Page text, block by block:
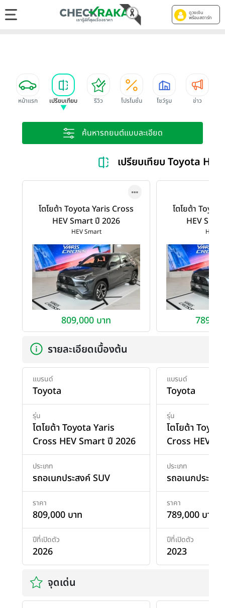
ดูวงเงิน
พร้อมสตาร์ท
หน้าแรก เปรียบเทียบ รีวิว โปรโมชั่น โชว์รูม ข่าว
ค้นหารถยนต์แบบละเอียด
เปรียบเทียบ Toyota
โตโยต้า Toyota Yaris Cross
HEV Smart ปี 2026
HEV Smart
809,000 บาท
โตโยต้า
HEV
HEV
รายละเอียดเบื้องต้น
แบรนด์
Toyota
รุ่น
โตโยต้า Toyota Yaris
Cross HEV Smart ปี 2026
ประเภท
รถอเนกประสงค์ SUV
ราคา
809,000 บาท
ปีที่เปิดตัว
2026
แบรนด์
Toyota
รุ่น
โตโยต้า
Cross HEV
ประเภท
รถอเนกประสง
ราคา
789,000 บาท
ปีที่เปิดตัว
2023
จุดเด่น